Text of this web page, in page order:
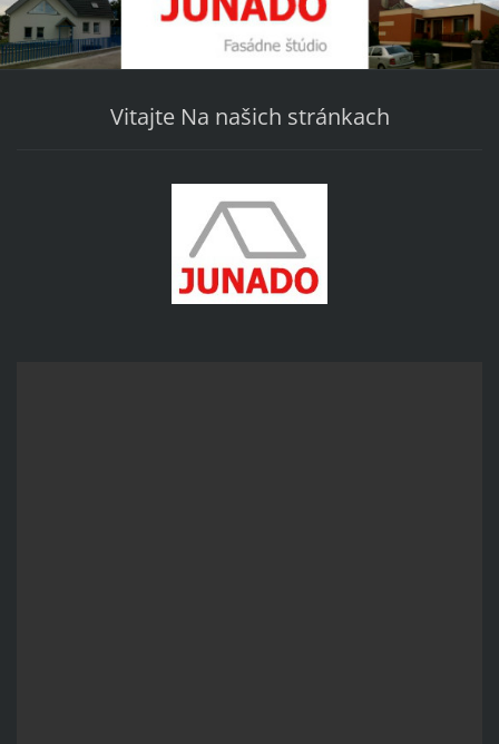
Vitajte Na našich stránkach